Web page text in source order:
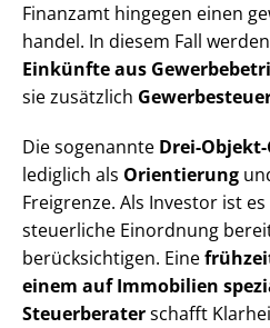
Finanzamt hingegen einen
han­del. In diesem Fall
Einkünfte aus
sie zusätzlich
Die sogenannte Drei-
lediglich als Orientierung
Freigrenze. Als Investor ist
steuerliche Einordnung
berücksichtigen. Eine
einem auf Immobilien
Steuerberaterschafft